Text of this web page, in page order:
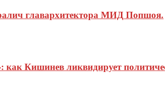
главархитектора МИД Попшоя.
Кишинев ликвидирует